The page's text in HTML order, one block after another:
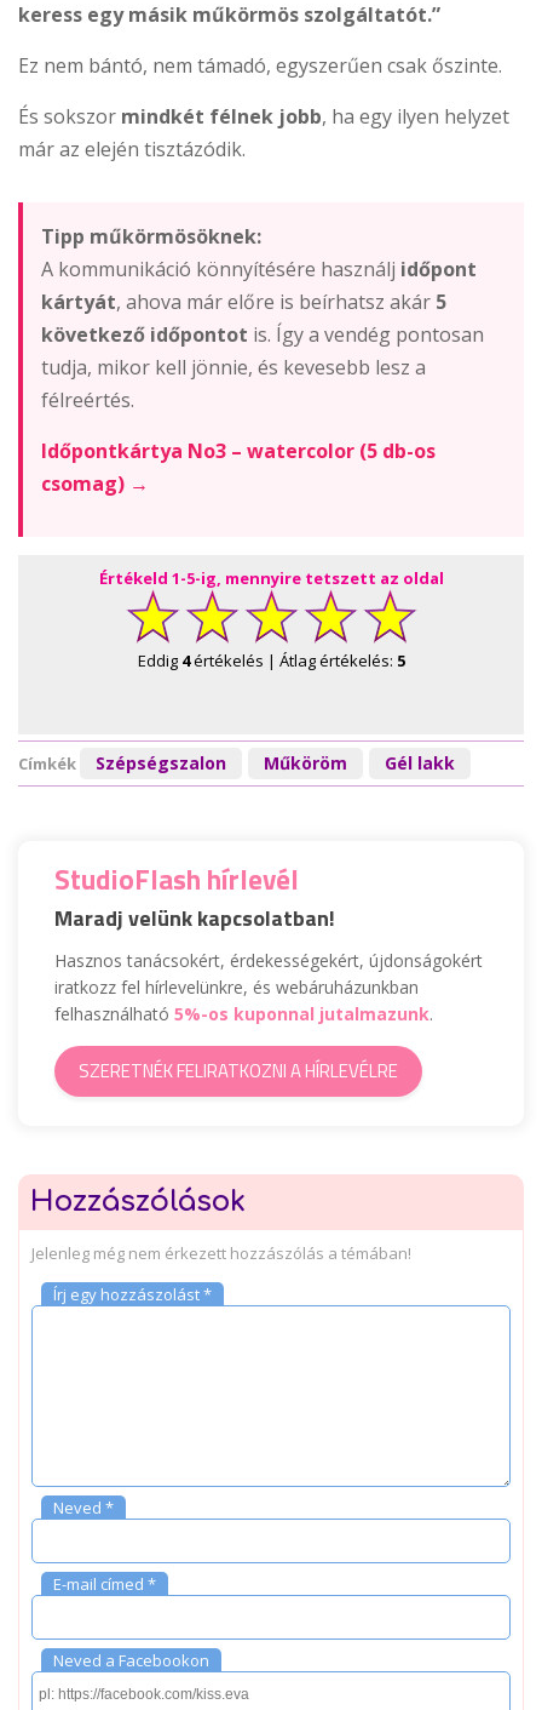
keress egy másik műkörmös szolgáltatót.”
Ez nem bántó, nem támadó, egyszerűen csak őszinte.
És sokszor mindkét félnek jobb, ha egy ilyen helyzet
már az elején tisztázódik.
Tipp műkörmösöknek:
A kommunikáció könnyítésére használj időpont
kártyát, ahova már előre is beírhatsz akár 5
következő időpontot is. Így a vendég pontosan
tudja, mikor kell jönnie, és kevesebb lesz a
félreértés.
Időpontkártya No3 – watercolor (5 db-os
csomag) →
Értékeld 1-5-ig, mennyire tetszett az oldal
Eddig 4értékelés | Átlag értékelés: 5
Címkék Szépségszalon Műköröm Gél lakk
StudioFlash hírlevél
Maradj velünk kapcsolatban!
Hasznos tanácsokért, érdekességekért, újdonságokért
iratkozz fel hírlevelünkre, és webáruházunkban
felhasználható 5%-os kuponnal jutalmazunk.
SZERETNÉK FELIRATKOZNI A HÍRLEVÉLRE
Hozzászólások
Jelenleg még nem érkezett hozzászólás a témában!
Írj egy hozzászolást *
Neved *
E-mail címed *
Neved a Facebookon